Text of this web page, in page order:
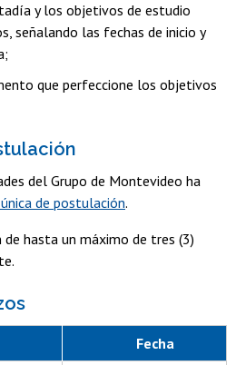
y los objetivos de estudio
señalando las fechas de inicio y
que perfeccione los objetivos
del Grupo de Montevideo ha
de postulación.
hasta un máximo de tres (3)
Fecha